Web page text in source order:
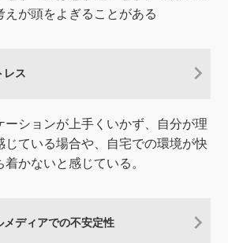
えが頭をよぎることがある
レス
ーションが上手くいかず、自分が理
じている場合や、自宅での環境が快
かないと感じている。
メディアでの不安定性